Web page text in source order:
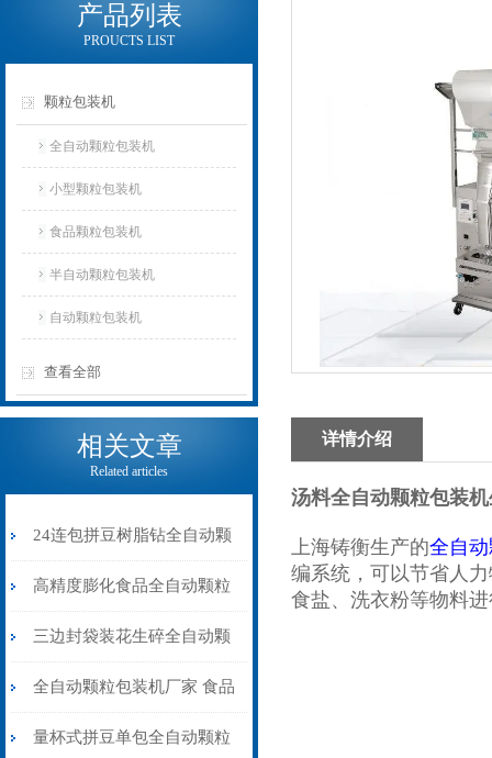
产品列表
PROUCTS LIST
颗粒包装机
全自动颗粒包装机
小型颗粒包装机
食品颗粒包装机
半自动颗粒包装机
自动颗粒包装机
查看全部
相关文章
Related articles
24连包拼豆树脂钻全自动颗
粒包装机高精度防静电
高精度膨化食品全自动颗粒
包装机15-35克\包
三边封袋装花生碎全自动颗
粒包装机1000克\包
全自动颗粒包装机厂家 食品
大米小米白糖食盐包装机
量杯式拼豆单包全自动颗粒
详情介绍
汤料全自动颗粒包装
上海铸衡生产的全自
编系统，可以节省人
食盐、洗衣粉等物料